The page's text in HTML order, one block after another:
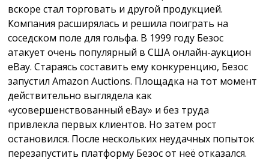
вскоре стал торговать и другой продукцией.
Компания расширялась и решила поиграть на
соседском поле для гольфа. В 1999 году Безос
атакует очень популярный в США онлайн-аукцион
eBay. Стараясь составить ему конкуренцию, Безос
запустил Amazon Auctions. Площадка на тот момент
действительно выглядела как
«усовершенствованный eBay» и без труда
привлекла первых клиентов. Но затем рост
остановился. После нескольких неудачных попыток
перезапустить платформу Безос от неё отказался.